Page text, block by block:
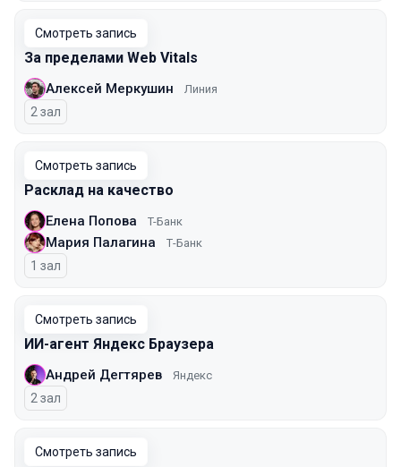
Смотреть запись
За пределами Web Vitals
Алексей Меркушин Линия
2 зал
Смотреть запись
Расклад на качество
Елена Попова T-Банк
Мария Палагина Т-Банк
1 зал
Смотреть запись
ИИ-агент Яндекс Браузера
Андрей Дегтярев Яндекс
2 зал
Смотреть запись